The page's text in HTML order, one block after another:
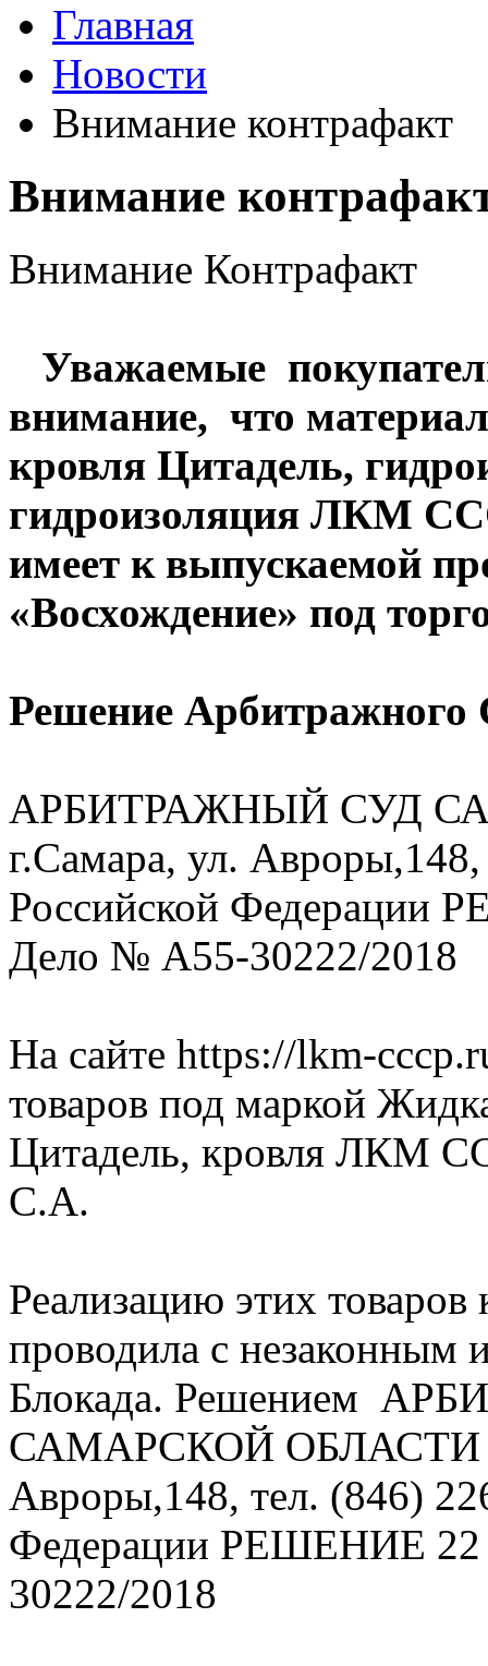
Главная
Новости
Внимание контрафакт
Внимание
Внимание Контрафакт
Уважаемые
внимание, что
кровля Цитадель,
гидроизоляция ЛКМ
имеет к выпускаемой
«Восхождение» под
Решение Арбитражного
АРБИТРАЖНЫЙ СУД
г.Самара, ул.
Российской Федерации
Дело № А55-30222/2018
На сайте https://lkm-
товаров под маркой
Цитадель, кровля ЛКМ
С.А.
Реализацию этих
проводила с незаконным
Блокада. Решением
САМАРСКОЙ ОБЛАСТИ
Авроры,148, тел. (846)
Федерации РЕШЕНИЕ 22
30222/2018